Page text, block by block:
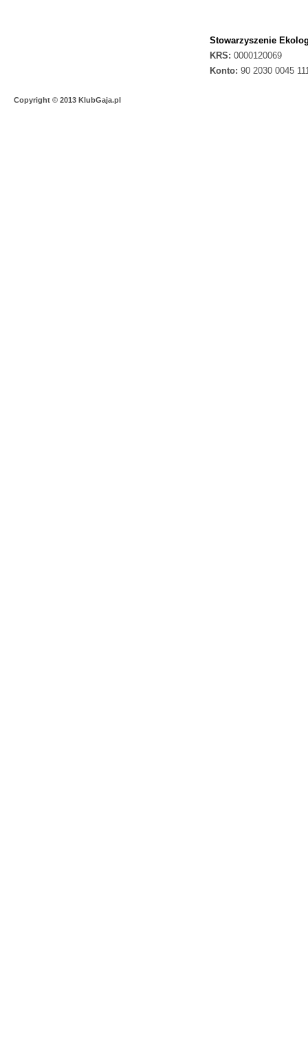
Stowarzyszenie
KRS: 0000120069
Konto: 90 2030 0045
Copyright © 2013 KlubGaja.pl